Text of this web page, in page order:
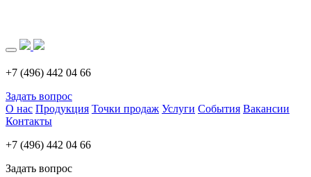
+7 (496) 442 04 66
Задать вопрос
О нас Продукция Точки продаж Услуги События Вакансии
Контакты
+7 (496) 442 04 66
Задать вопрос